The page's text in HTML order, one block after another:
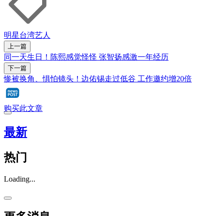
明星台湾艺人
上一篇
同一天生日！陈熙感觉怪怪 张智扬感激一年经历
下一篇
惨被换角、惧怕镜头！边佑锡走过低谷 工作邀约增20倍
购买此文章
最新
热门
Loading...